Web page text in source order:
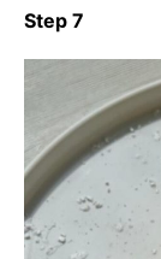
Step 7